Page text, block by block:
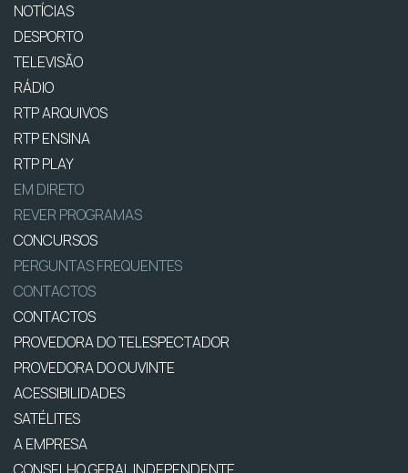
NOTÍCIAS
DESPORTO
TELEVISÃO
RÁDIO
RTP ARQUIVOS
RTP ENSINA
RTP PLAY
EM DIRETO
REVER PROGRAMAS
CONCURSOS
PERGUNTAS FREQUENTES
CONTACTOS
CONTACTOS
PROVEDORA DO TELESPECTADOR
PROVEDORA DO OUVINTE
ACESSIBILIDADES
SATÉLITES
A EMPRESA